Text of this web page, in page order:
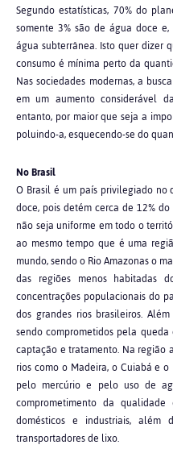
Segundo estatísticas, 70% do
somente 3% são de água doce
água subterrânea. Isto quer dizer
consumo é mínima perto da
Nas sociedades modernas, a
em um aumento considerável
entanto, por maior que seja a
poluindo-a, esquecendo-se do
No Brasil
O Brasil é um país privilegiado
doce, pois detém cerca de 12%
não seja uniforme em todo o
ao mesmo tempo que é uma
mundo, sendo o Rio Amazonas o
das regiões menos habitadas
concentrações populacionais do
dos grandes rios brasileiros.
sendo comprometidos pela
captação e tratamento. Na região
rios como o Madeira, o Cuiabá e
pelo mercúrio e pelo uso de
comprometimento da
domésticos e industriais, além
transportadores de lixo.